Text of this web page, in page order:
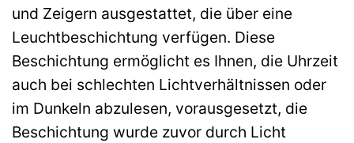
und Zeigern ausgestattet, die über eine
Leuchtbeschichtung verfügen. Diese
Beschichtung ermöglicht es Ihnen, die Uhrzeit
auch bei schlechten Lichtverhältnissen oder
im Dunkeln abzulesen, vorausgesetzt, die
Beschichtung wurde zuvor durch Licht